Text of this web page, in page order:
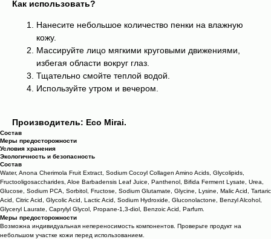
Как использовать?
Нанесите небольшое количество пенки на влажную
кожу.
Массируйте лицо мягкими круговыми движениями,
избегая области вокруг глаз.
Тщательно смойте теплой водой.
Используйте утром и вечером.
Производитель: Eco Mirai.
Состав
Меры предосторожности
Условия хранения
Экологичность и безопасность
Состав
Water, Anona Cherimola Fruit Extract, Sodium Cocoyl Collagen Amino Acids, Glycolipids,
Fructooligosaccharides, Aloe Barbadensis Leaf Juice, Panthenol, Bifida Ferment Lysate, Urea,
Glucose, Sodium PCA, Sorbitol, Fructose, Sodium Glutamate, Glycine, Lysine, Malic Acid, Tartaric
Acid, Citric Acid, Glycolic Acid, Lactic Acid, Sodium Hydroxide, Gluconolactone, Benzyl Alcohol,
Glyceryl Laurate, Caprylyl Glycol, Propane-1,3-diol, Benzoic Acid, Parfum.
Меры предосторожности
Возможна индивидуальная непереносимость компонентов. Проверьте продукт на
небольшом участке кожи перед использованием.